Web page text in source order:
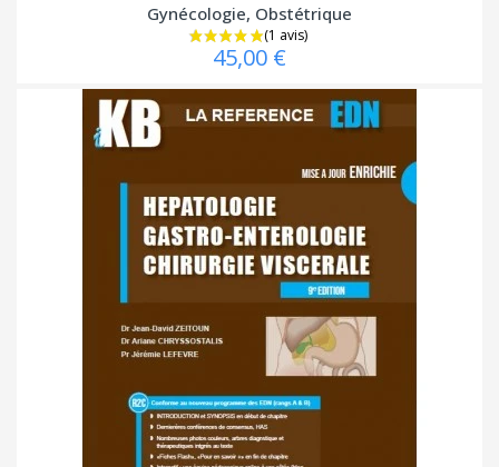
Gynécologie, Obstétrique
45,00 €